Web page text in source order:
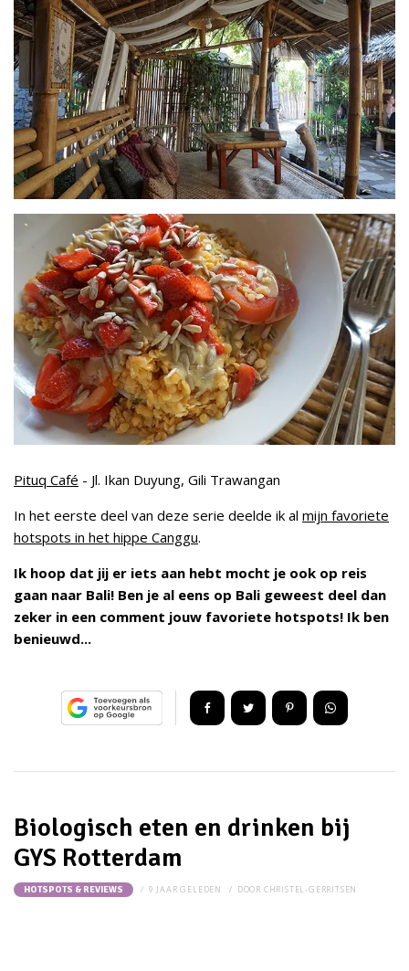
Pituq Café - Jl. Ikan Duyung, Gili Trawangan
In het eerste deel van deze serie deelde ik al mijn favoriete
hotspots in het hippe Canggu.
Ik hoop dat jij er iets aan hebt mocht je ook op reis
gaan naar Bali! Ben je al eens op Bali geweest deel dan
zeker in een comment jouw favoriete hotspots! Ik ben
benieuwd...
Biologisch eten en drinken bij
GYS Rotterdam
HOTSPOTS & REVIEWS 9 JAAR GELEDEN DOOR CHRISTEL-GERRITSEN